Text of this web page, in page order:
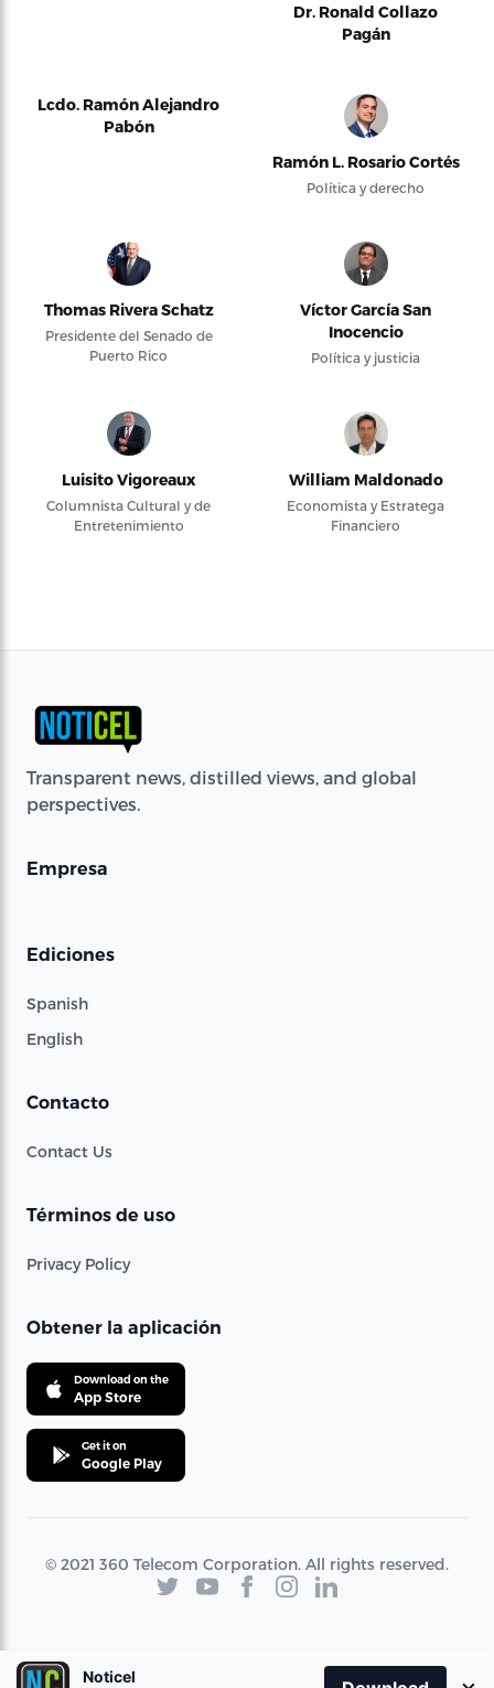
Dr. Ronald Collazo
Pagán
Lcdo. Ramón Alejandro
Pabón
Ramón L. Rosario Cortés
Política y derecho
Thomas Rivera Schatz
Presidente del Senado de
Puerto Rico
Víctor García San
Inocencio
Política y justicia
Luisito Vigoreaux
Columnista Cultural y de
Entretenimiento
William Maldonado
Economista y Estratega
Financiero
Transparent news, distilled views, and global
perspectives.
Empresa
Ediciones
Spanish
English
Contacto
Contact Us
Términos de uso
Privacy Policy
Obtener la aplicación
Download on the
App Store
Get it on
Google Play
© 2021 360 Telecom Corporation. All rights reserved.
Noticel